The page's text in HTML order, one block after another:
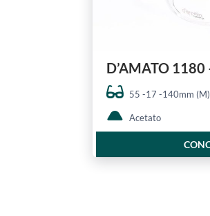
D’AMATO 1180
55 -17 -140mm (M)
Acetato